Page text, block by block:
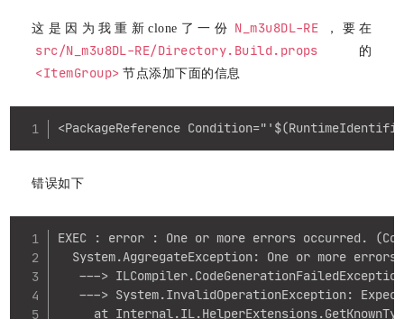
这是因为我重新clone了一份 N_m3u8DL-RE ，要在
src/N_m3u8DL-RE/Directory.Build.props 的
<ItemGroup> 节点添加下面的信息
<PackageReference
错误如下
EXEC : error : One or more errors occurred.
System.AggregateException: One or more
--->
---> System.InvalidOperationException:
at